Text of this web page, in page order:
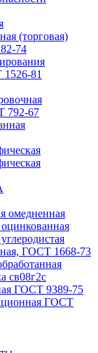
(торговая)
74
81
792-67
омедненная
ГОСТ 1668-73
св08г2с
ГОСТ 9389-75
ГОСТ